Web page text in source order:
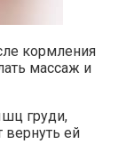
кормления
массаж и
груди,
вернуть ей